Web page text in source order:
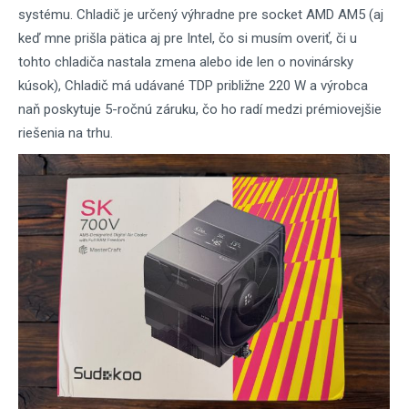
systému. Chladič je určený výhradne pre socket AMD AM5 (aj
keď mne prišla pätica aj pre Intel, čo si musím overiť, či u
tohto chladiča nastala zmena alebo ide len o novinársky
kúsok), Chladič má udávané TDP približne 220 W a výrobca
naň poskytuje 5-ročnú záruku, čo ho radí medzi prémiovejšie
riešenia na trhu.